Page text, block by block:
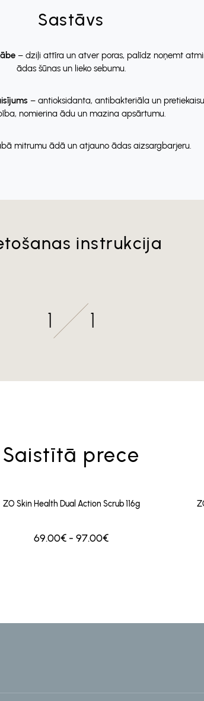
Sastāvs
– dziļi attīra un atver poras, palīdz noņemt
ādas šūnas un lieko sebumu.
– antioksidanta, antibakteriāla un
nomierina ādu un mazina apsārtumu.
mitrumu ādā un atjauno ādas aizsargbarjeru.
instrukcija
1 1
Saistītā prece
ZO Skin Health Dual Action Scrub 116g
69.00€ - 97.00€